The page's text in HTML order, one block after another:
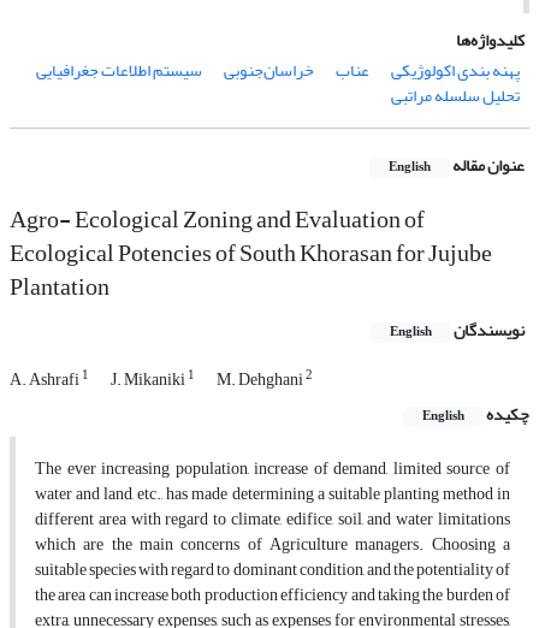
کلیدواژه‌ها
پهنه بندی اکولوژیکی
عناب خراسان‌جنوبی سیستم‌ اطلاعات ‌جغرافیایی
تحلیل سلسله‌ مراتبی
عنوان مقاله English
Agro- Ecological Zoning and Evaluation of
Ecological Potencies of South Khorasan for Jujube
Plantation
نویسندگان English
A. Ashrafi1 J. Mikaniki1 M. Dehghani2
چکیده English
The ever increasing population, increase of demand, limited source of
water and land, etc., has made determining a suitable planting method in
different area with regard to climate, edifice, soil, and water limitations
which are the main concerns of Agriculture managers. Choosing a
suitable species with regard to dominant condition, and the potentiality of
the area can increase both production efficiency and taking the burden of
extra, unnecessary expenses, such as expenses for environmental stresses,